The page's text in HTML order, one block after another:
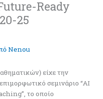
Ready
25
Nenou
είχε την
σεμινάριο “AI
το οποίο